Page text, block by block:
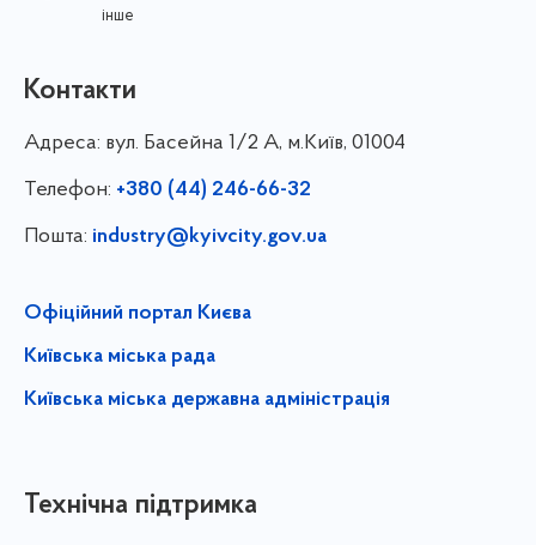
інше
Контакти
Адреса: вул. Басейна 1/⁠2 А, м.Київ, 01004
Телефон: +380 (44) 246-66-32
Пошта: industry@kyivcity.gov.ua
Офіційний портал Києва
Київська міська рада
Київська міська державна адміністрація
Технічна підтримка